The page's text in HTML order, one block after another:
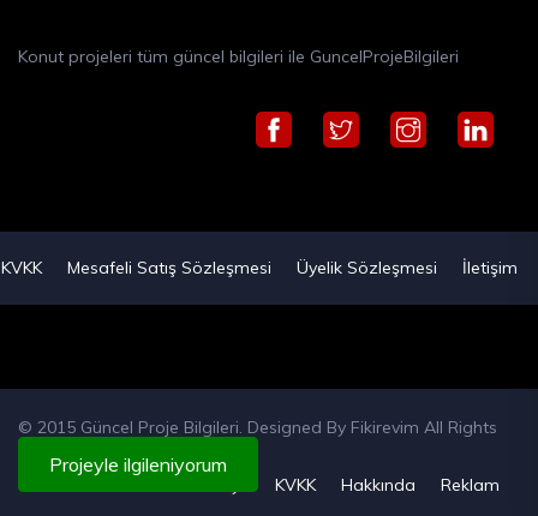
Projeyle ilgileniyorum
Konut projeleri tüm güncel bilgileri ile GuncelProjeBilgileri
KVKK Mesafeli Satış Sözleşmesi Üyelik Sözleşmesi İletişim
© 2015 Güncel Proje Bilgileri. Designed By Fikirevim All Rights
Reserved
KVKK Hakkında Reklam